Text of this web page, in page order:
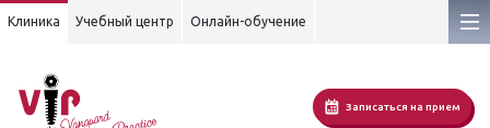
Клиника Учебный центр Онлайн-обучение
Записаться на прием